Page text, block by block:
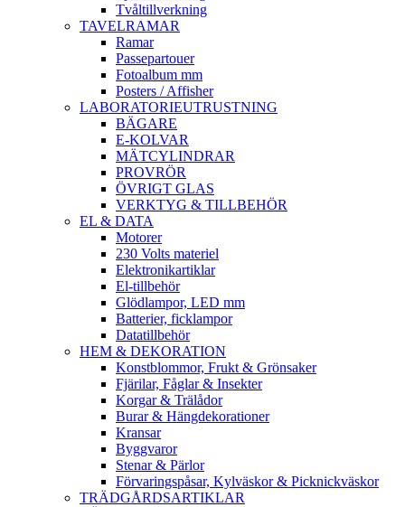
Tvåltillverkning
TAVELRAMAR
Ramar
Passepartouer
Fotoalbum mm
Posters / Affisher
LABORATORIEUTRUSTNING
BÄGARE
E-KOLVAR
MÄTCYLINDRAR
PROVRÖR
ÖVRIGT GLAS
VERKTYG & TILLBEHÖR
EL & DATA
Motorer
230 Volts materiel
Elektronikartiklar
El-tillbehör
Glödlampor, LED mm
Batterier, ficklampor
Datatillbehör
HEM & DEKORATION
Konstblommor, Frukt & Grönsaker
Fjärilar, Fåglar & Insekter
Korgar & Trälådor
Burar & Hängdekorationer
Kransar
Byggvaror
Stenar & Pärlor
Förvaringspåsar, Kylväskor & Picknickväskor
TRÄDGÅRDSARTIKLAR